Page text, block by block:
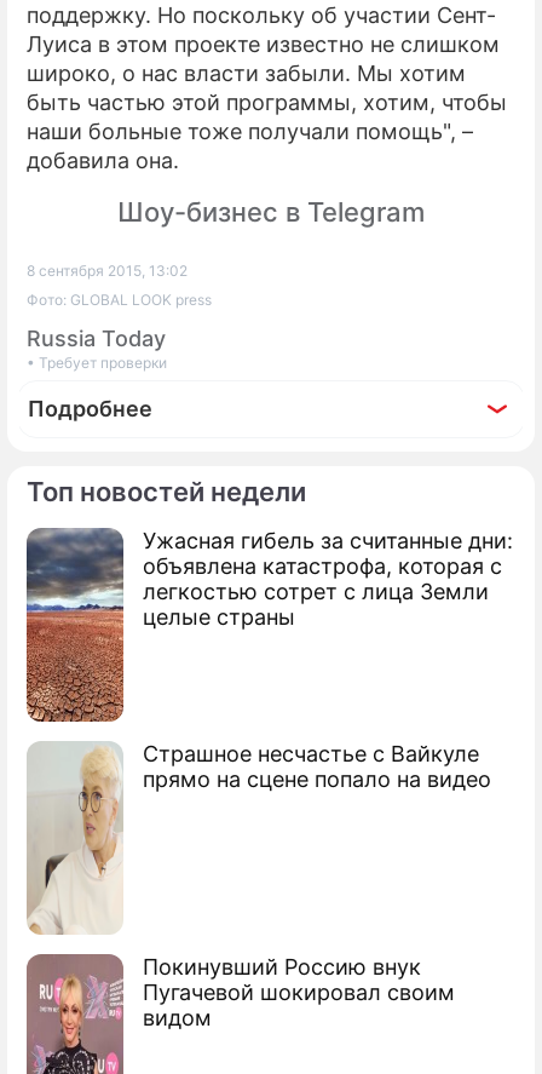
Топ новостей недели
Ужасная гибель за считанные дни:
объявлена катастрофа, которая с
легкостью сотрет с лица Земли
целые страны
Страшное несчастье с Вайкуле
прямо на сцене попало на видео
Покинувший Россию внук
Пугачевой шокировал своим
видом
поддержку. Но поскольку об участии Сент-
Луиса в этом проекте известно не слишком
широко, о нас власти забыли. Мы хотим
быть частью этой программы, хотим, чтобы
наши больные тоже получали помощь", –
добавила она.
Шоу-бизнес в Telegram
8 сентября 2015, 13:02
Фото: GLOBAL LOOK press
Russia Today
• Требует проверки
Подробнее
По теме
Продолжение: У Рязанова
двусторонняя пневмония
Москвичи напомнили США о жертвах
Хиросимы
В белорусских грибах и ягодах нашли
радиацию
Радиация разлетается из Чернобыля
Радиация с "Фукусимы" накрыла Канаду
Сюжеты